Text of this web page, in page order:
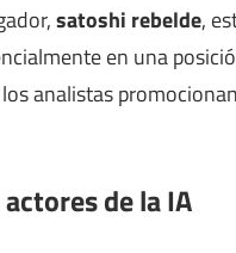
satoshi rebelde,
en una
analistas promocionan
de la IA